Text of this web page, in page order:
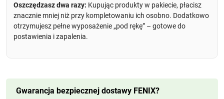
Oszczędzasz dwa razy: Kupując produkty w pakiecie, płacisz
znacznie mniej niż przy kompletowaniu ich osobno. Dodatkowo
otrzymujesz pełne wyposażenie „pod rękę” – gotowe do
postawienia i zapalenia.
Gwarancja bezpiecznej dostawy FENIX?